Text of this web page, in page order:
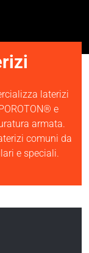
laterizi
e
armata.
comuni da
e speciali.